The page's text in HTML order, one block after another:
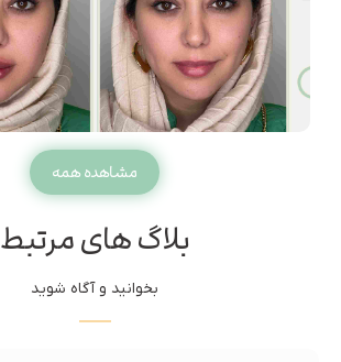
مشاهده همه
بلاگ های مرتبط
بخوانید و آگاه شوید